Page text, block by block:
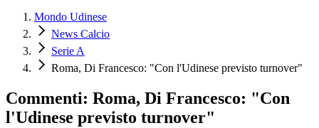
Mondo Udinese
News Calcio
Serie A
Roma, Di Francesco: "Con l'Udinese previsto turnover"
Commenti: Roma, Di Francesco: "Con
l'Udinese previsto turnover"